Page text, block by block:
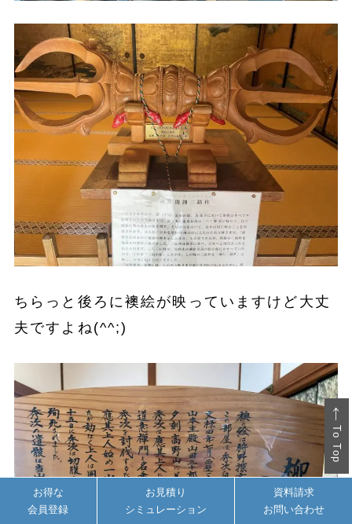
ちらっと後ろに襖絵が映っていますけど大丈
夫ですよね(^^;)
To Top
お得な
会員登録
お見積り
シミュレーション
資料請求
お問い合わせ